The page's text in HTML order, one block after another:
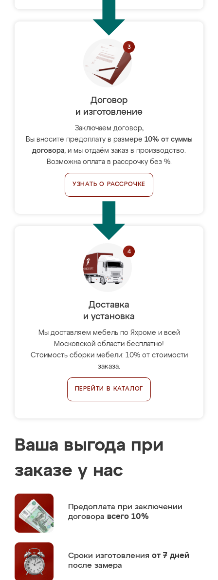
Договор
и изготовление
Заключаем договор,
Вы вносите предоплату в размере 10% от суммы
договора, и мы отдаём заказ в производство.
Возможна оплата в рассрочку без %.
УЗНАТЬ О РАССРОЧКЕ
Доставка
и установка
Мы доставляем мебель по Яхроме и всей
Московской области бесплатно!
Стоимость сборки мебели: 10% от стоимости
заказа.
ПЕРЕЙТИ В КАТАЛОГ
Ваша выгода при
заказе у нас
Предоплата при заключении
договора всего 10%
Сроки изготовления от 7 дней
после замера